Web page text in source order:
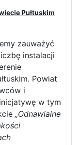
Pułtuskim
zauważyć
instalacji
Powiat
i
w tym
„Odnawialne